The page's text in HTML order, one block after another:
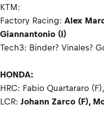
KTM:
Factory Racing: Alex
Giannantonio (I)
Tech3: Binder? Vinales?
HONDA:
HRC: Fabio Quartararo (F),
LCR: Johann Zarco (F),